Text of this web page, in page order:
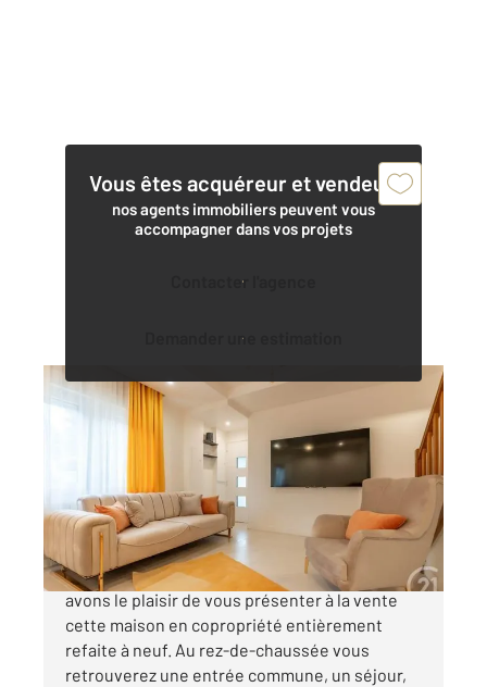
Vous êtes acquéreur et vendeur,
nos agents immobiliers peuvent vous
accompagner dans vos projets
Contacter l'agence
Demander une estimation
FONTENAY SOUS BOIS 94
91,44 m
2 , 5 pièces
Ref : 10119
Maison à vendre
379 000 €
Century 21 Dalayrac - Quartier du Plateau Nous
avons le plaisir de vous présenter à la vente
cette maison en copropriété entièrement
refaite à neuf. Au rez-de-chaussée vous
retrouverez une entrée commune, un séjour,